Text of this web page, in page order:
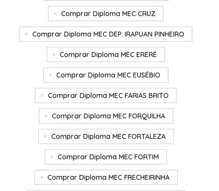
Comprar Diploma MEC CRUZ
Comprar Diploma MEC DEP. IRAPUAN PINHEIRO
Comprar Diploma MEC ERERÉ
Comprar Diploma MEC EUSÉBIO
Comprar Diploma MEC FARIAS BRITO
Comprar Diploma MEC FORQUILHA
Comprar Diploma MEC FORTALEZA
Comprar Diploma MEC FORTIM
Comprar Diploma MEC FRECHEIRINHA